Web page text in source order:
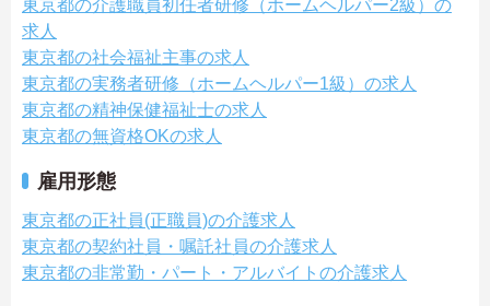
東京都の介護職員初任者研修（ホームヘルパー2級）の
求人
東京都の社会福祉主事の求人
東京都の実務者研修（ホームヘルパー1級）の求人
東京都の精神保健福祉士の求人
東京都の無資格OKの求人
雇用形態
東京都の正社員(正職員)の介護求人
東京都の契約社員・嘱託社員の介護求人
東京都の非常勤・パート・アルバイトの介護求人